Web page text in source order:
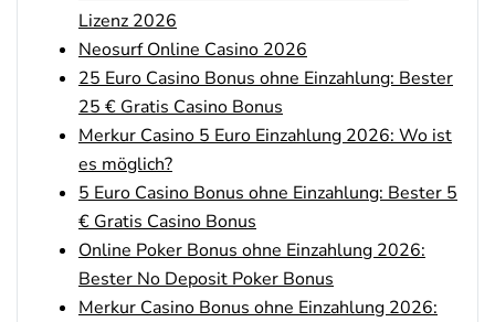
AGB gelten
bet-at-home Bonus
500 % QUOTENBOOST + 100€
BONUS
AGB gelten
4.6/5
Zum Sportwetten Bonusvergleich
Lizenz 2026
Neosurf Online Casino 2026
25 Euro Casino Bonus ohne Einzahlung: Bester
25 € Gratis Casino Bonus
Merkur Casino 5 Euro Einzahlung 2026: Wo ist
es möglich?
5 Euro Casino Bonus ohne Einzahlung: Bester 5
€ Gratis Casino Bonus
Online Poker Bonus ohne Einzahlung 2026:
Bester No Deposit Poker Bonus
Merkur Casino Bonus ohne Einzahlung 2026: